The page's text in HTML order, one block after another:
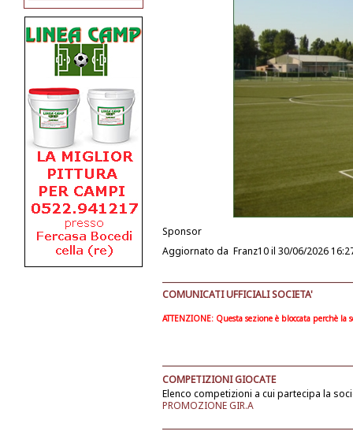
Sponsor
Aggiornato da Franz10il 30/06/2026
COMUNICATI UFFICIALI SOCIETA'
ATTENZIONE: Questa sezione è bloccata perchè
COMPETIZIONI GIOCATE
Elenco competizioni a cui partecipa la
PROMOZIONE GIR.A